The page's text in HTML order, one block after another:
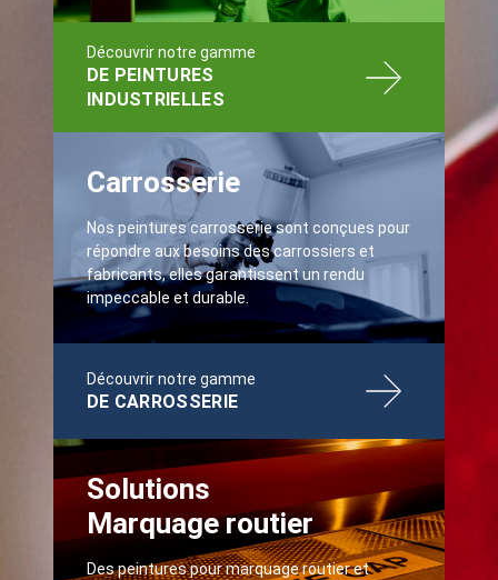
Découvrir notre gamme
DE PEINTURES
INDUSTRIELLES
Carrosserie
Nos peintures carrosserie sont conçues pour
répondre aux besoins des carrossiers et
fabricants, elles garantissent un rendu
impeccable et durable.
Découvrir notre gamme
DE CARROSSERIE
Solutions
Marquage routier
Des peintures pour marquage routier et